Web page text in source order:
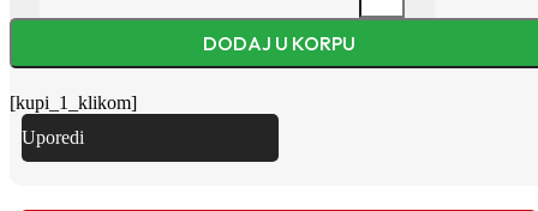
DODAJ U KORPU
[kupi_1_klikom]
Uporedi